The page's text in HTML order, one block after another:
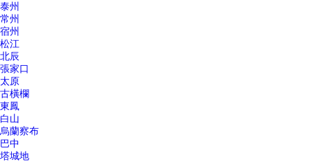
泰州
常州
宿州
松江
北辰
張家口
太原
古橫欄
東鳳
白山
烏蘭察布
巴中
塔城地